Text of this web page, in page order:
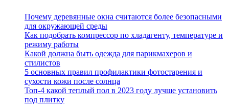
Почему деревянные окна считаются более безопасными
для окружающей среды
Как подобрать компрессор по хладагенту, температуре и
режиму работы
Какой должна быть одежда для парикмахеров и
стилистов
5 основных правил профилактики фотостарения и
сухости кожи после солнца
Топ-4 какой теплый пол в 2023 году лучше установить
под плитку